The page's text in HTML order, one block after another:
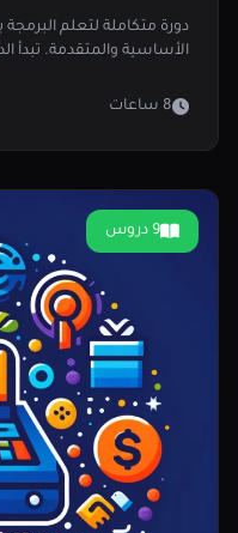
المتقدمة
دورة متكاملة لتعلم
الأساسية والمتقدمة. تبدأ
8 ساعات
9 دروس